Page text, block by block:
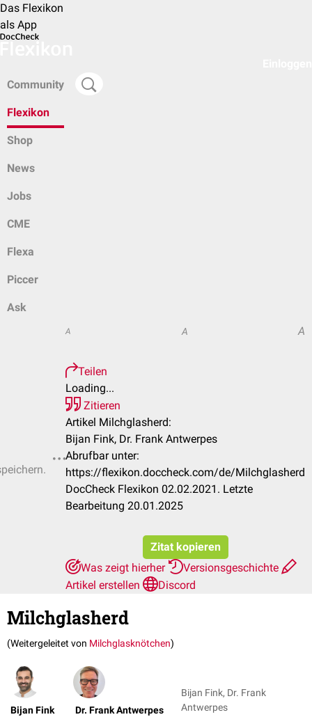
Das Flexikon
als App
Community
Flexikon
Shop
News
Jobs
CME
Flexa
Piccer
Ask
A A A
Teilen
Loading...
Zitieren
Artikel Milchglasherd:
Bijan Fink, Dr. Frank Antwerpes
Abrufbar unter:
https://flexikon.doccheck.com/de/Milchglasherd
DocCheck Flexikon 02.02.2021. Letzte
Bearbeitung 20.01.2025
Zitat kopieren
Was zeigt hierher
Versionsgeschichte
Artikel erstellen
Discord
Milchglasherd
(Weitergeleitet von Milchglasknötchen)
Bijan Fink Dr. Frank Antwerpes
Bijan Fink, Dr. Frank
Antwerpes